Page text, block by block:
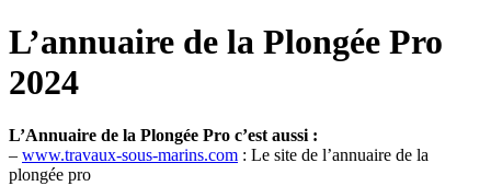
L’annuaire de la Plongée Pro
2024
L’Annuaire de la Plongée Pro c’est aussi :
– www.travaux-sous-marins.com : Le site de l’annuaire de la
plongée pro